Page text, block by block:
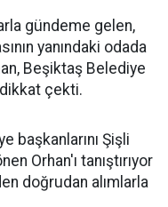
gündeme gelen,
yanındaki odada
Beşiktaş Belediye
dikkat çekti.
başkanlarını Şişli
Orhan'ı tanıştırıyor
doğrudan alımlarla